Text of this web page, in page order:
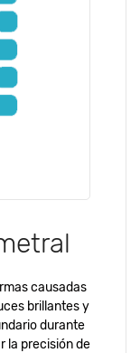
causadas
brillantes y
durante
la precisión de